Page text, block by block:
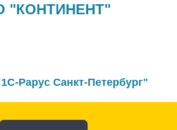
"КОНТИНЕНТ"
Рарус Санкт-Петербург"